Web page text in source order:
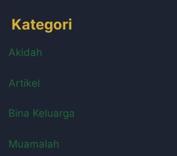
Kategori
Akidah
Artikel
Bina Keluarga
Muamalah